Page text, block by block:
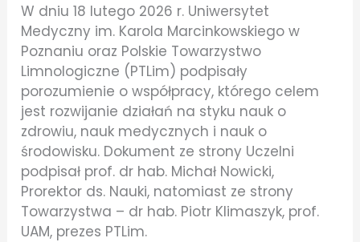
W dniu 18 lutego 2026 r. Uniwersytet
Medyczny im. Karola Marcinkowskiego w
Poznaniu oraz Polskie Towarzystwo
Limnologiczne (PTLim) podpisały
porozumienie o współpracy, którego celem
jest rozwijanie działań na styku nauk o
zdrowiu, nauk medycznych i nauk o
środowisku. Dokument ze strony Uczelni
podpisał prof. dr hab. Michał Nowicki,
Prorektor ds. Nauki, natomiast ze strony
Towarzystwa – dr hab. Piotr Klimaszyk, prof.
UAM, prezes PTLim.